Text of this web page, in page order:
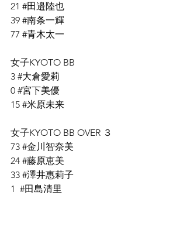
21 #田邉陸也
39 #南条一輝
77 #青木太一
女子KYOTO BB
3 #大倉愛莉
0 #宮下美優
15 #米原未来
女子KYOTO BB OVER ３
73 #金川智奈美
24 #藤原恵美
33 #澤井惠莉子
1 #田島清里